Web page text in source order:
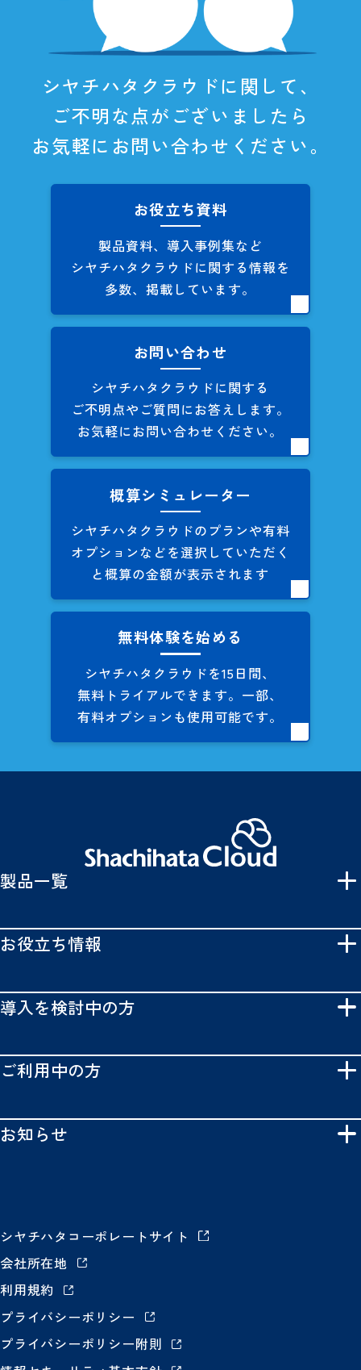
シヤチハタクラウドに関して、
ご不明な点がございましたら
お気軽にお問い合わせください。
お役立ち資料
製品資料、導入事例集など
シヤチハタクラウドに関する情報を
多数、掲載しています。
お問い合わせ
シヤチハタクラウドに関する
ご不明点やご質問にお答えします。
お気軽にお問い合わせください。
概算シミュレーター
シヤチハタクラウドのプランや有料
オプションなどを選択していただく
と概算の金額が表示されます
無料体験を始める
シヤチハタクラウドを15日間、
無料トライアルできます。 一部、
有料オプションも使用可能です。
製品一覧
お役立ち情報
導入を検討中の方
ご利用中の方
お知らせ
シヤチハタコーポレートサイト
会社所在地
利用規約
プライバシーポリシー
プライバシーポリシー附則